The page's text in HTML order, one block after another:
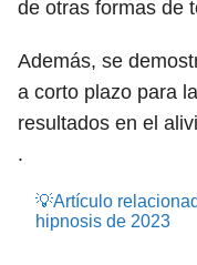
de otras formas de
Además, se
a corto plazo para
resultados en el
.
💡Artículo
hipnosis de 2023